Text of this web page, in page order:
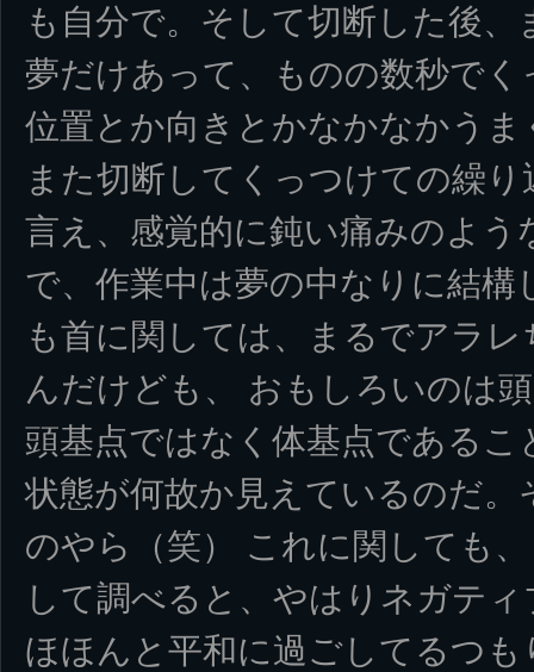
も自分で。そして切断した後
夢だけあって、ものの数秒で
位置とか向きとかなかなかう
また切断してくっつけての繰
言え、感覚的に鈍い痛みのよ
で、作業中は夢の中なりに結
も首に関しては、まるでアラ
んだけども、 おもしろいのは
頭基点ではなく体基点である
状態が何故か見えているのだ
のやら（笑） これに関しても
して調べると、やはりネガテ
ほほんと平和に過ごしてるつ